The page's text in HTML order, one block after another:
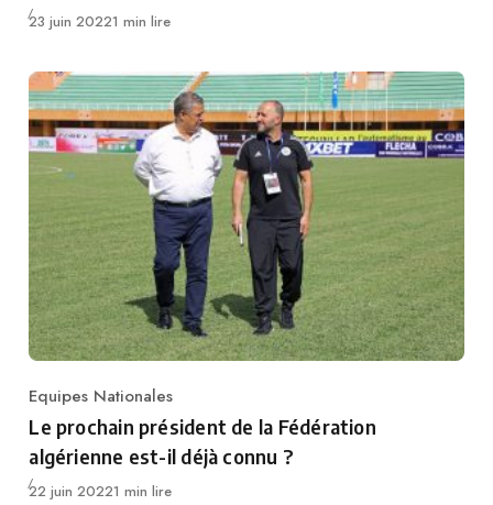
Publié
23 juin 20221 min lire
Category
Equipes Nationales
Le prochain président de la Fédération
algérienne est-il déjà connu ?
Publié
22 juin 20221 min lire